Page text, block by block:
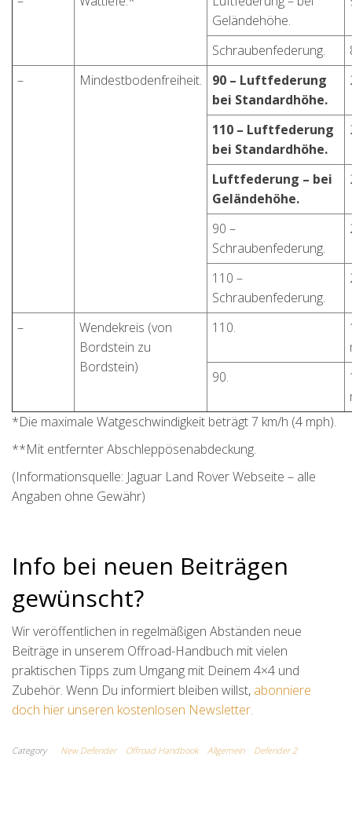
Geländehöhe.
Schraubenfederung.
–
Mindestbodenfreiheit.
90 – Luftfederung
bei Standardhöhe.
110 – Luftfederung
bei Standardhöhe.
Luftfederung – bei
Geländehöhe.
90 –
Schraubenfederung.
110 –
Schraubenfederung.
–
Wendekreis (von
Bordstein zu
Bordstein)
110.
90.
*Die maximale Watgeschwindigkeit beträgt 7 km/h (4 mph).
**Mit entfernter Abschleppösenabdeckung.
(Informationsquelle: Jaguar Land Rover Webseite – alle
Angaben ohne Gewähr)
Info bei neuen Beiträgen
gewünscht?
Wir veröffentlichen in regelmäßigen Abständen neue
Beiträge in unserem Offroad-Handbuch mit vielen
praktischen Tipps zum Umgang mit Deinem 4×4 und
Zubehör. Wenn Du informiert bleiben willst, abonniere
doch hier unseren kostenlosen Newsletter.
Category New Defender Offroad Handbook Allgemein Defender 2